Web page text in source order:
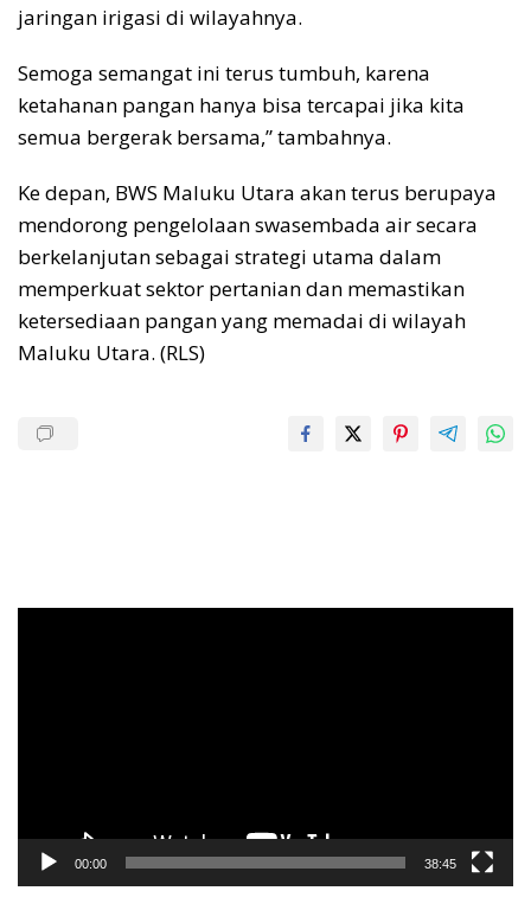
jaringan irigasi di wilayahnya.
Semoga semangat ini terus tumbuh, karena
ketahanan pangan hanya bisa tercapai jika kita
semua bergerak bersama,” tambahnya.
Ke depan, BWS Maluku Utara akan terus berupaya
mendorong pengelolaan swasembada air secara
berkelanjutan sebagai strategi utama dalam
memperkuat sektor pertanian dan memastikan
ketersediaan pangan yang memadai di wilayah
Maluku Utara. (RLS)
00:00 38:45